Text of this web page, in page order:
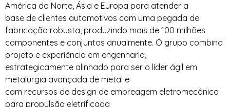
América do Norte, Ásia e Europa para atender a
base de clientes automotivos com uma pegada de
fabricação robusta, produzindo mais de 100 milhões
componentes e conjuntos anualmente. O grupo combina
projeto e experiência em engenharia,
estrategicamente alinhado para ser o líder ágil em
metalurgia avançada de metal e
com recursos de design de embreagem eletromecânica
para propulsão eletrificada